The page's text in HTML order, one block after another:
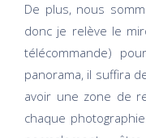
De plus, nous
donc je relève le
télécommande)
panorama, il suffira
avoir une zone de
chaque